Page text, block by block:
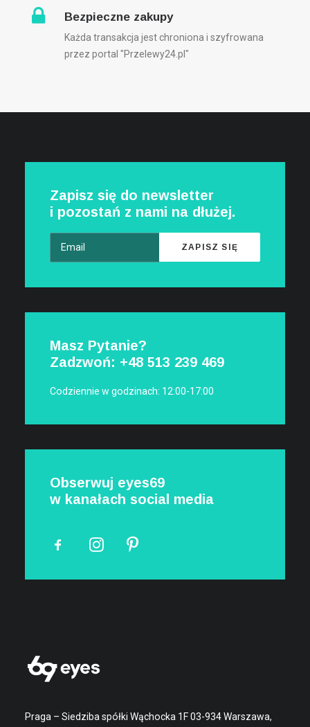
Bezpieczne zakupy
Każda transakcja jest chroniona i szyfrowana
przez portal "Przelewy24.pl"
Zapisz się do newsletter
i pozostań z nami na dłużej.
Masz Pytanie?
Zadzwoń: +48 513 239 469
Codziennie w godzinach: 12:00-17:00
Obserwuj eyes69
w kanałach social media
Praga – Siedziba spółki Wąchocka 1F 03-934 Warszawa,